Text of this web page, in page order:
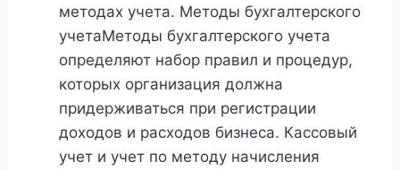
методах учета. Методы бухгалтерского
учетаМетоды бухгалтерского учета
определяют набор правил и процедур,
которых организация должна
придерживаться при регистрации
доходов и расходов бизнеса. Кассовый
учет и учет по методу начисления